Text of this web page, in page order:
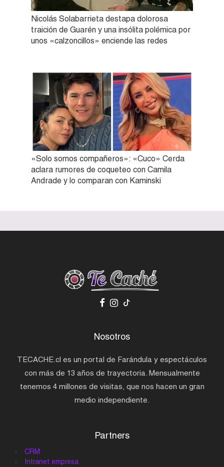
Nicolás Solabarrieta destapa dolorosa
traición de Guarén y una insólita polémica por
unos «calzoncillos» enciende las redes
«Solo somos compañeros»: «Cuco» Cerda
aclara rumores de coqueteo con Camila
Andrade y lo comparan con Kaminski
Nosotros
TECACHE.cl es un portal de Farándula y espectáculos
con más de 13 años de trayectoria. Mensualmente
tenemos 4 millones de visitas, que nos hacen un gran
medio independiente.
Partners
CRM
Intranet empresa